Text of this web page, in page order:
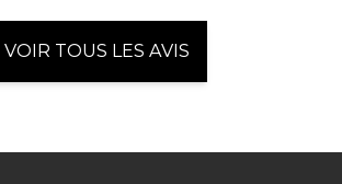
VOIR TOUS LES AVIS